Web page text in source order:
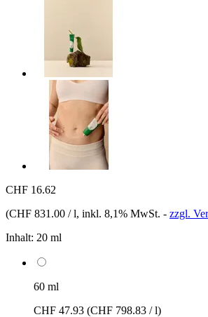
CHF 16.62
(CHF 831.00 / l, inkl. 8,1% MwSt. - zzgl.
Inhalt: 20 ml
60 ml
CHF 47.93 (CHF 798.83 / l)